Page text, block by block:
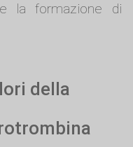
la formazione di
della